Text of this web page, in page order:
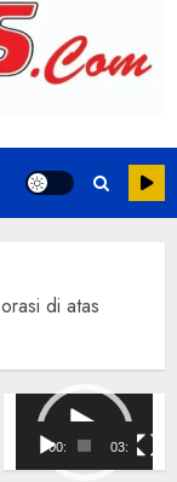
di atas
Pemutar
Video
00:00 03:08